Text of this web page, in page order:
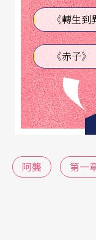
天，如此「殊
小被老師認為
「有人問過我
嗎？』我很老
頂尖演奏家的
非車尾，這感
就像他在蘇打
奏、時而融合伴
《赤子》
阿龔 第一